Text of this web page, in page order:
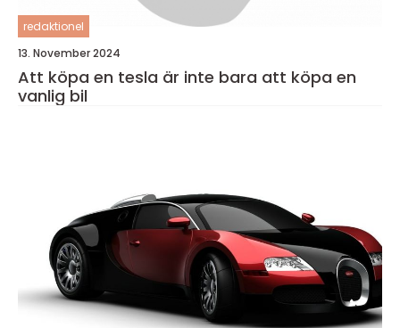
redaktionel
13. November 2024
Att köpa en tesla är inte bara att köpa en
vanlig bil